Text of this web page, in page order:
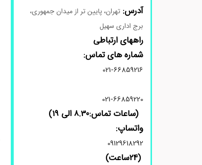
آدرس: تهران، پایین تر از میدان جمهوری،
برج اداری سهیل
راههای ارتباطی
شماره های تماس:
021-66859216
021-66859220
(ساعات تماس:8.30 الی 19)
واتساپ:
09129618292
(24ساعت)